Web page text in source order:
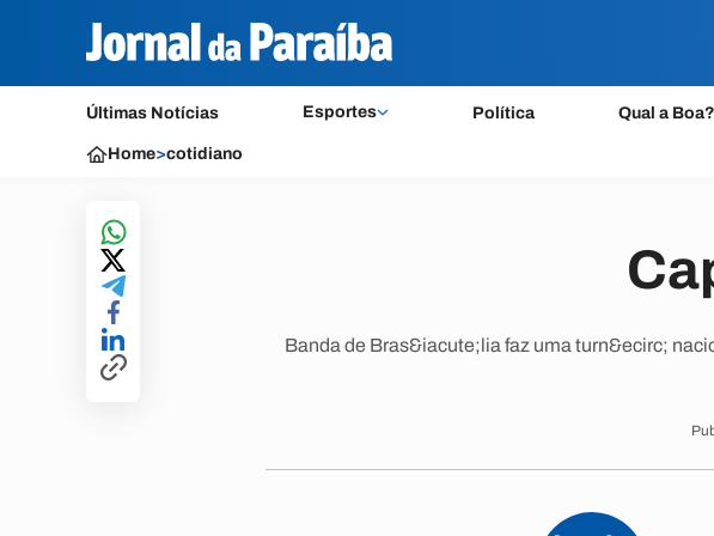
Últimas Notícias Esportes Política Qual a Boa?
Home>cotidiano
Banda de Bras&iacute;lia faz uma turn&ecirc;